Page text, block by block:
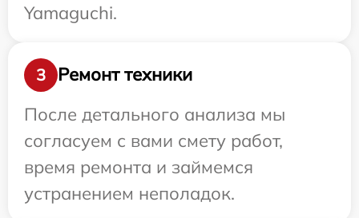
Yamaguchi.
3
Ремонт техники
После детального анализа мы
согласуем с вами смету работ,
время ремонта и займемся
устранением неполадок.